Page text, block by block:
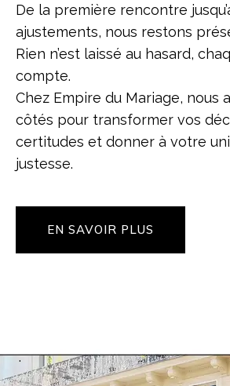
De la première rencontre
ajustements, nous restons
Rien n’est laissé au hasard,
compte.
Chez Empire du Mariage, nous
côtés pour transformer vos
certitudes et donner à votre
justesse.
EN SAVOIR PLUS
.